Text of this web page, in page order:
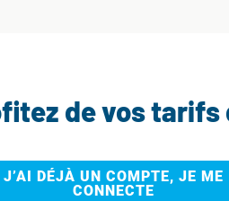
de vos tarifs
J’AI DÉJÀ UN COMPTE, JE ME
CONNECTE